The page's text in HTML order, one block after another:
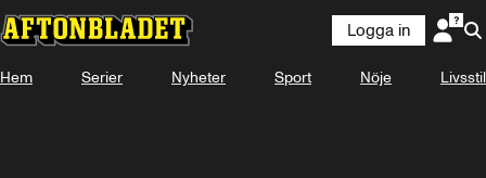
Logga in
Hem Serier Nyheter Sport Nöje Livsstil